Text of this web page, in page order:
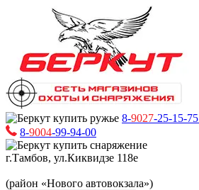
8-9027-25-15-75
8-9004-99-94-00
г.Тамбов, ул.Киквидзе 118е
(район «Нового автовокзала»)